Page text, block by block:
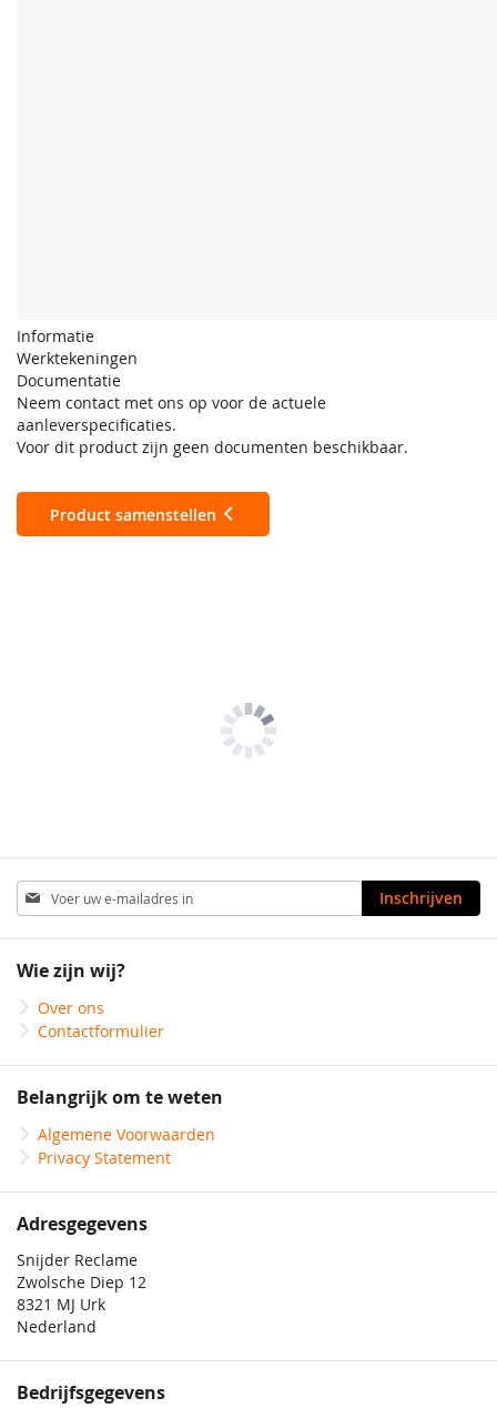
Informatie
Werktekeningen
Documentatie
Neem contact met ons op voor de actuele
aanleverspecificaties.
Voor dit product zijn geen documenten beschikbaar.
Product samenstellen
Abonneer
u
op
nieuwsbrief
Inschrijven
Wie zijn wij?
Over ons
Contactformulier
Belangrijk om te weten
Algemene Voorwaarden
Privacy Statement
Adresgegevens
Snijder Reclame
Zwolsche Diep 12
8321 MJ Urk
Nederland
Bedrijfsgegevens